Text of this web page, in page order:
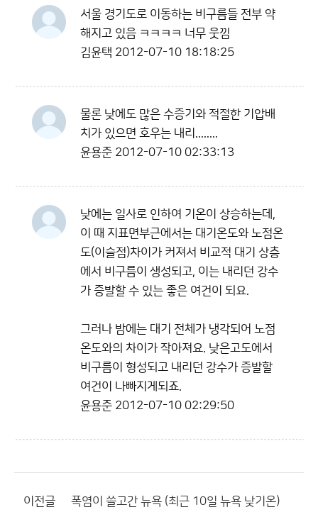
서울 경기도로 이동하는 비구름들 전부 약
해지고 있음 ㅋㅋㅋㅋ 너무 웃낌
김윤택 2012-07-10 18:18:25
물론 낮에도 많은 수증기와 적절한 기압배
치가 있으면 호우는 내리........
윤용준 2012-07-10 02:33:13
낮에는 일사로 인하여 기온이 상승하는데,
이 때 지표면부근에서는 대기온도와 노점온
도(이슬점)차이가 커져서 비교적 대기 상층
에서 비구름이 생성되고, 이는 내리던 강수
가 증발할 수 있는 좋은 여건이 되요.
그러나 밤에는 대기 전체가 냉각되어 노점
온도와의 차이가 작아져요. 낮은고도에서
비구름이 형성되고 내리던 강수가 증발할
여건이 나빠지게되죠.
윤용준 2012-07-10 02:29:50
이전글 폭염이 쓸고간 뉴욕 (최근 10일 뉴욕 낮기온)